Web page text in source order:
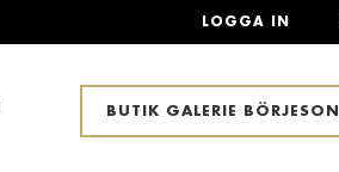
LOGGA IN
BUTIK GALERIE BÖRJESON